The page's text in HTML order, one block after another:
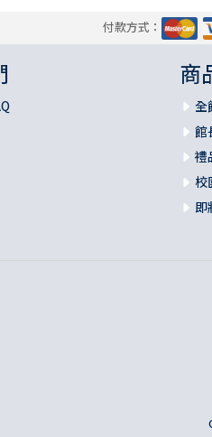
付款方式：
商
全
館
禮
校
即